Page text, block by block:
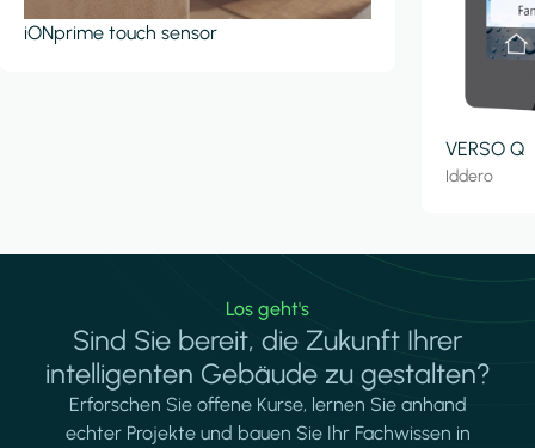
iONprime touch sensor
VERSO Q
Iddero
Los geht's
Sind Sie bereit, die Zukunft Ihrer
intelligenten Gebäude zu gestalten?
Erforschen Sie offene Kurse, lernen Sie anhand
echter Projekte und bauen Sie Ihr Fachwissen in